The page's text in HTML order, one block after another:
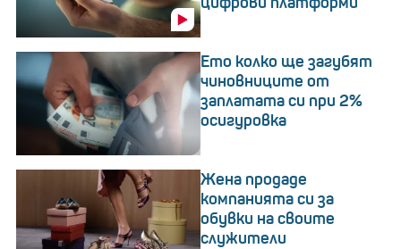
Ето колко ще загубят
чиновниците от
заплатата си при 2%
осигуровка
Жена продаде
компанията си за
обувки на своите
служители